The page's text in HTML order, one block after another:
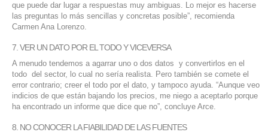
que puede dar lugar a respuestas muy ambiguas. Lo mejor es hacerse
las preguntas lo más sencillas y concretas posible”, recomienda
Carmen Ana Lorenzo.
7. VER UN DATO POR EL TODO Y VICEVERSA
A menudo tendemos a agarrar uno o dos datos y convertirlos en el
todo del sector, lo cual no sería realista. Pero también se comete el
error contrario; creer el todo por el dato, y tampoco ayuda. “Aunque veo
indicios de que están bajando los precios, me niego a aceptarlo porque
ha encontrado un informe que dice que no”, concluye Arce.
8. NO CONOCER LA FIABILIDAD DE LAS FUENTES